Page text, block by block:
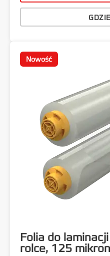
Nowość
Folia do
rolce, 125